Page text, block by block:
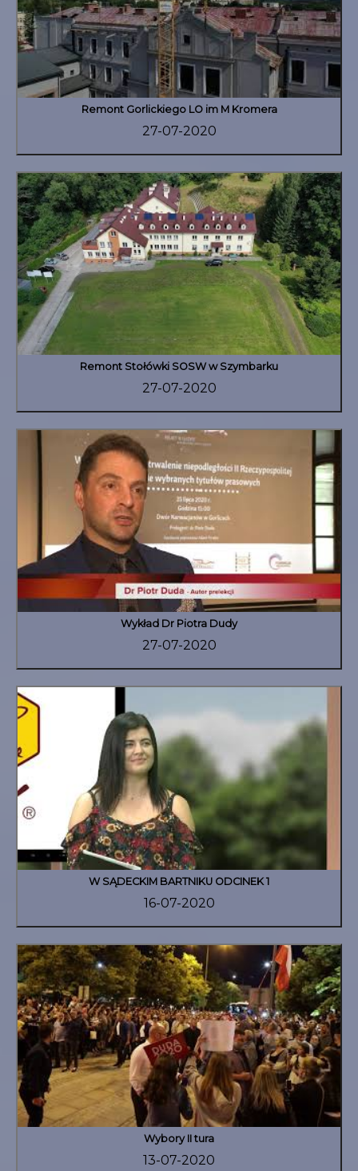
Remont Gorlickiego LO im M Kromera
27-07-2020
Remont Stołówki SOSW w Szymbarku
27-07-2020
Wykład Dr Piotra Dudy
27-07-2020
W SĄDECKIM BARTNIKU ODCINEK 1
16-07-2020
Wybory II tura
13-07-2020